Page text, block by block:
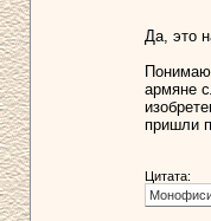
Да, это
армяне
пришли
Цитата: